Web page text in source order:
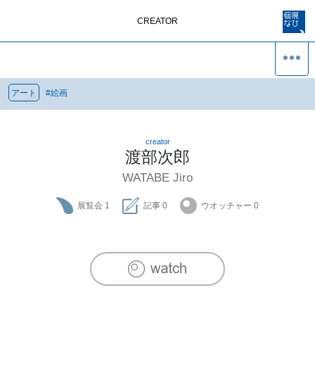
CREATOR
アート #絵画
creator
渡部次郎
WATABE Jiro
展覧会 1 記事 0 ウオッチャー 0